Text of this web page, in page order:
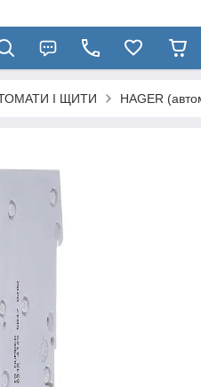
І ЩИТИ HAGER